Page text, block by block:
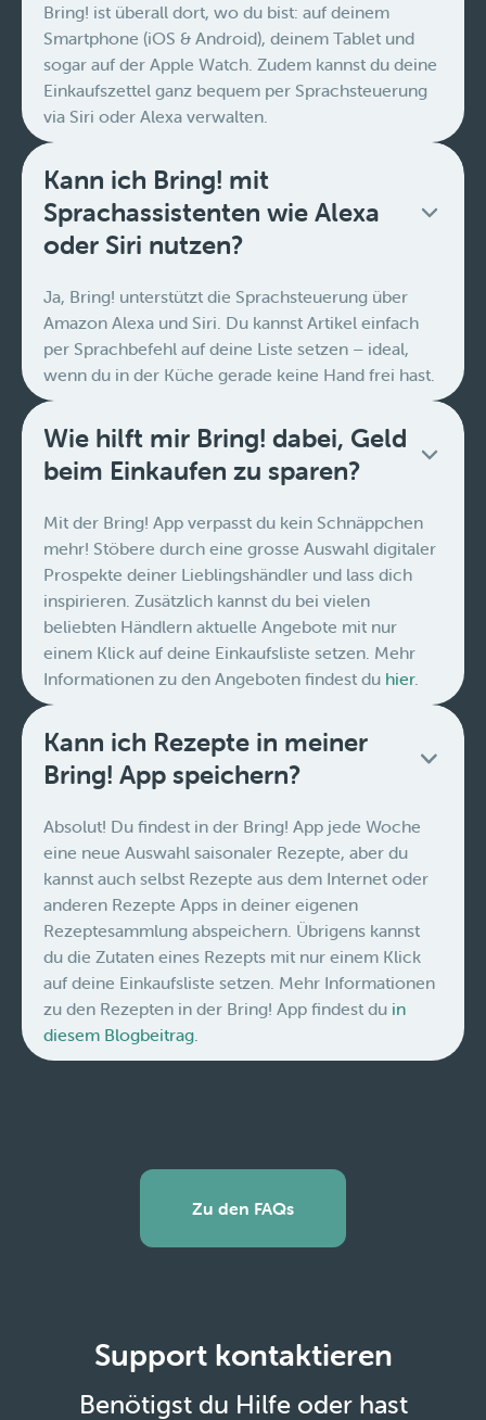
Bring! ist überall dort, wo du bist: auf deinem
Smartphone (iOS & Android), deinem Tablet und
sogar auf der Apple Watch. Zudem kannst du deine
Einkaufszettel ganz bequem per Sprachsteuerung
via Siri oder Alexa verwalten.
Kann ich Bring! mit
Sprachassistenten wie Alexa
oder Siri nutzen?
Ja, Bring! unterstützt die Sprachsteuerung über
Amazon Alexa und Siri. Du kannst Artikel einfach
per Sprachbefehl auf deine Liste setzen – ideal,
wenn du in der Küche gerade keine Hand frei hast.
Wie hilft mir Bring! dabei, Geld
beim Einkaufen zu sparen?
Mit der Bring! App verpasst du kein Schnäppchen
mehr! Stöbere durch eine grosse Auswahl digitaler
Prospekte deiner Lieblingshändler und lass dich
inspirieren. Zusätzlich kannst du bei vielen
beliebten Händlern aktuelle Angebote mit nur
einem Klick auf deine Einkaufsliste setzen. Mehr
Informationen zu den Angeboten findest du hier.
Kann ich Rezepte in meiner
Bring! App speichern?
Absolut! Du findest in der Bring! App jede Woche
eine neue Auswahl saisonaler Rezepte, aber du
kannst auch selbst Rezepte aus dem Internet oder
anderen Rezepte Apps in deiner eigenen
Rezeptesammlung abspeichern. Übrigens kannst
du die Zutaten eines Rezepts mit nur einem Klick
auf deine Einkaufsliste setzen. Mehr Informationen
zu den Rezepten in der Bring! App findest du in
diesem Blogbeitrag.
Zu den FAQs
Support kontaktieren
Benötigst du Hilfe oder hast